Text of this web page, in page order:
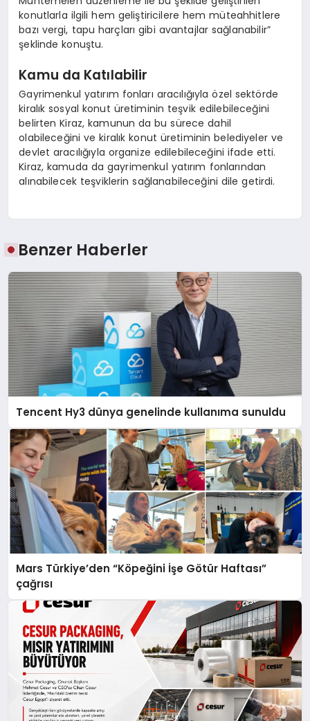
konutlarla ilgili hem geliştiricilere hem müteahhitlere
bazı vergi, tapu harçları gibi avantajlar sağlanabilir”
şeklinde konuştu.
Kamu da Katılabilir
Gayrimenkul yatırım fonları aracılığıyla özel sektörde
kiralık sosyal konut üretiminin teşvik edilebileceğini
belirten Kiraz, kamunun da bu sürece dahil
olabileceğini ve kiralık konut üretiminin belediyeler ve
devlet aracılığıyla organize edilebileceğini ifade etti.
Kiraz, kamuda da gayrimenkul yatırım fonlarından
alınabilecek teşviklerin sağlanabileceğini dile getirdi.
Benzer Haberler
Tencent Hy3 dünya genelinde kullanıma sunuldu
Mars Türkiye’den “Köpeğini İşe Götür Haftası”
çağrısı